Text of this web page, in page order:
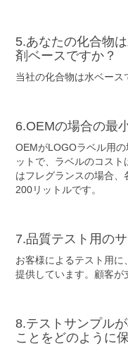
5.あなたの化合物
剤ベースですか？
当社の化合物は水ベース
6.OEMの場合の最
OEMがLOGOラベル用
ットで、ラベルのコス
はフレグランスの場合、
200リットルです。
7.品質テスト用の
お客様によるテスト用
提供しています。顧客が
8.テストサンプル
ことをどのように